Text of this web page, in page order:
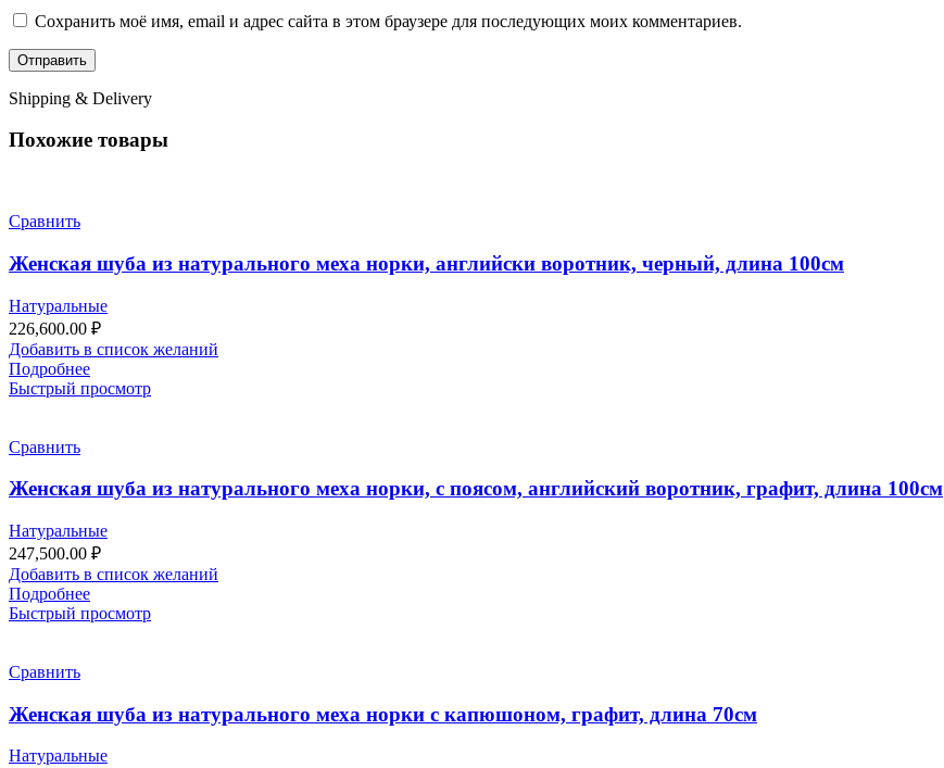
Сохранить моё имя, email и адрес сайта в этом браузере для последующих моих комментариев.
Shipping & Delivery
Похожие товары
Сравнить
Женская шуба из натурального меха норки, английски воротник, черный, длина 100см
Натуральные
226,600.00 ₽
Добавить в список желаний
Подробнее
Быстрый просмотр
Сравнить
Женская шуба из натурального меха норки, с поясом, английский воротник, графит, длина 100см
Натуральные
247,500.00 ₽
Добавить в список желаний
Подробнее
Быстрый просмотр
Сравнить
Женская шуба из натурального меха норки с капюшоном, графит, длина 70см
Натуральные